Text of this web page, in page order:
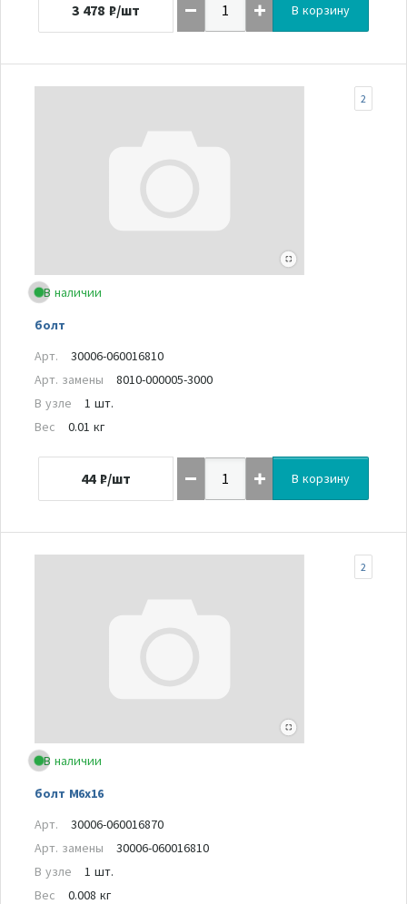
3 478 ₽/шт В корзину
В наличии
болт
2
Арт.
30006-060016810
Арт. замены
8010-000005-3000
В узле
1 шт.
Вес
0.01 кг
44 ₽/шт В корзину
В наличии
болт M6x16
2
Арт.
30006-060016870
Арт. замены
30006-060016810
В узле
1 шт.
Вес
0.008 кг